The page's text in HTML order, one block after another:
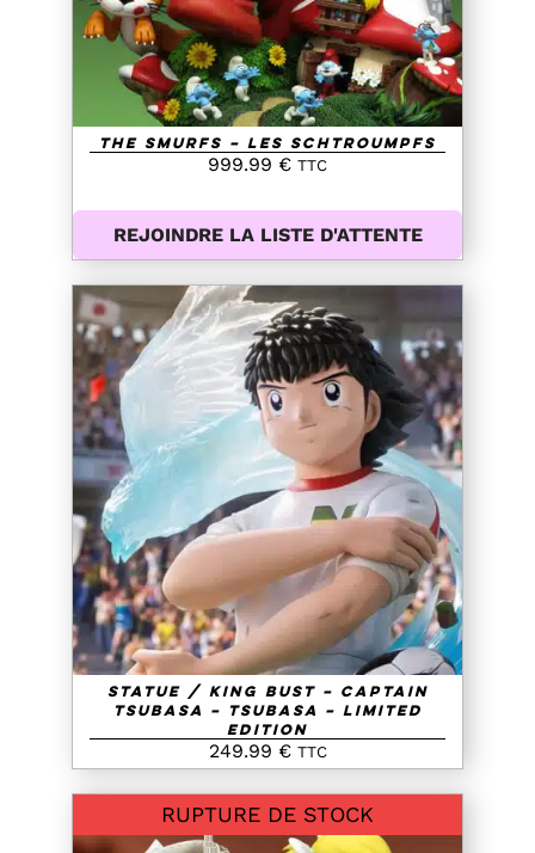
The Smurfs – Les Schtroumpfs
999.99 € TTC
REJOINDRE LA LISTE D'ATTENTE
AJOUTER AU PANIER
/
DETAILS
Statue / King Bust – Captain
Tsubasa – Tsubasa – Limited
Edition
249.99 € TTC
RUPTURE DE STOCK